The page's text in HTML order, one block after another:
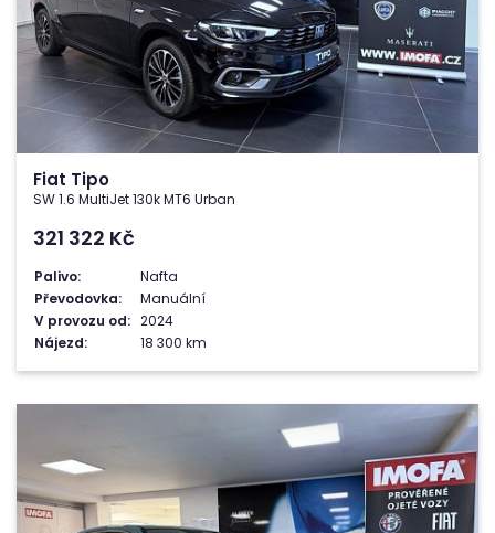
Fiat Tipo
SW 1.6 MultiJet 130k MT6 Urban
321 322 Kč
Palivo:
Nafta
Převodovka:
Manuální
V provozu od: 2024
Nájezd:
18 300 km